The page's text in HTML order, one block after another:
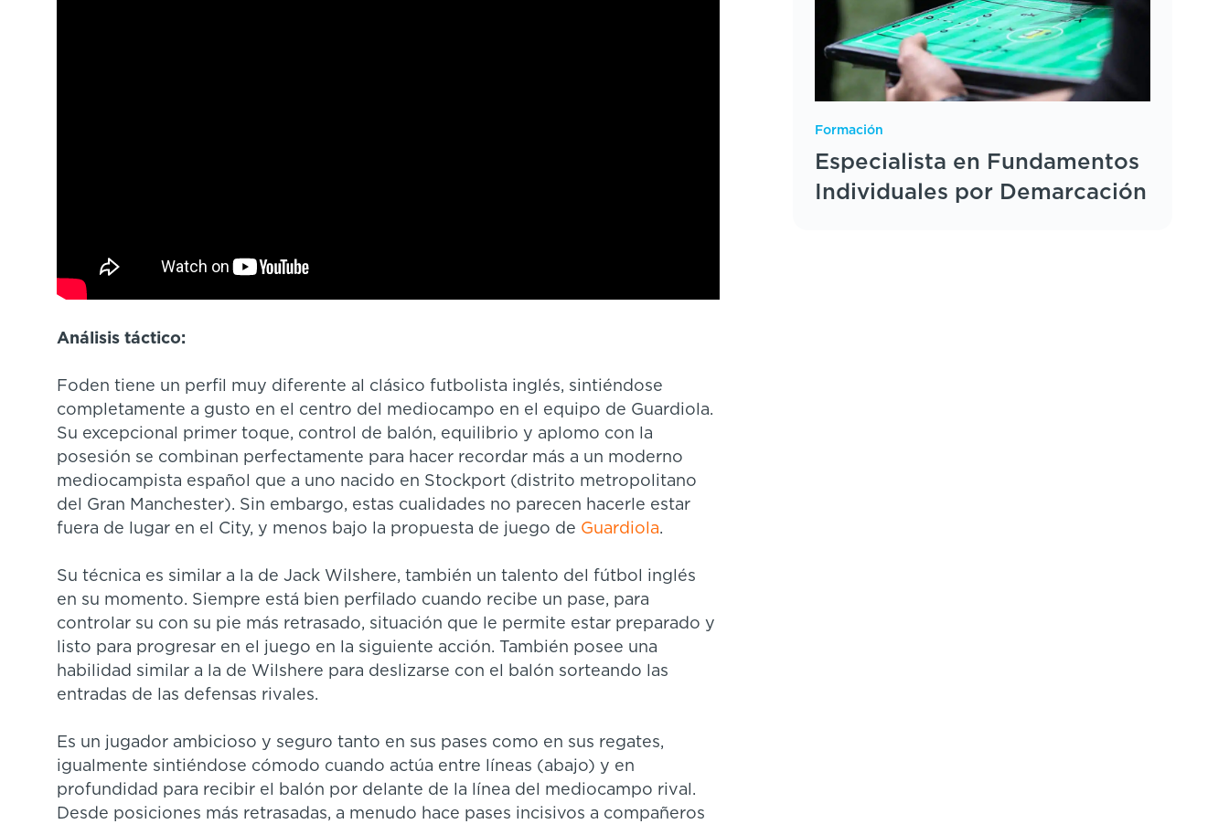
Análisis táctico:
Foden tiene un perfil muy diferente al clásico futbolista inglés, sintiéndose
completamente a gusto en el centro del mediocampo en el equipo de Guardiola.
Su excepcional primer toque, control de balón, equilibrio y aplomo con la
posesión se combinan perfectamente para hacer recordar más a un moderno
mediocampista español que a uno nacido en Stockport (distrito metropolitano
del Gran Manchester). Sin embargo, estas cualidades no parecen hacerle estar
fuera de lugar en el City, y menos bajo la propuesta de juego de Guardiola.
Su técnica es similar a la de Jack Wilshere, también un talento del fútbol inglés
en su momento. Siempre está bien perfilado cuando recibe un pase, para
controlar su con su pie más retrasado, situación que le permite estar preparado y
listo para progresar en el juego en la siguiente acción. También posee una
habilidad similar a la de Wilshere para deslizarse con el balón sorteando las
entradas de las defensas rivales.
Es un jugador ambicioso y seguro tanto en sus pases como en sus regates,
igualmente sintiéndose cómodo cuando actúa entre líneas (abajo) y en
profundidad para recibir el balón por delante de la línea del mediocampo rival.
Desde posiciones más retrasadas, a menudo hace pases incisivos a compañeros
Formación
Especialista en Fundamentos
Individuales por Demarcación